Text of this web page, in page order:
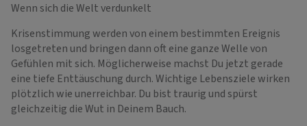
Wenn sich die Welt verdunkelt
Krisenstimmung werden von einem bestimmten Ereignis
losgetreten und bringen dann oft eine ganze Welle von
Gefühlen mit sich. Möglicherweise machst Du jetzt gerade
eine tiefe Enttäuschung durch. Wichtige Lebensziele wirken
plötzlich wie unerreichbar. Du bist traurig und spürst
gleichzeitig die Wut in Deinem Bauch.